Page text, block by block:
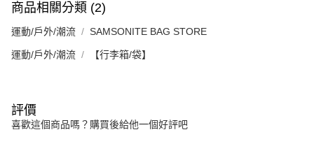
商品相關分類 (2)
運動/戶外/潮流 SAMSONITE BAG STORE
運動/戶外/潮流 【行李箱/袋】
評價
喜歡這個商品嗎？購買後給他一個好評吧